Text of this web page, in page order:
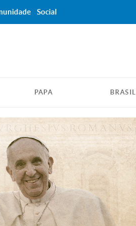
PAPA BRASIL
Social